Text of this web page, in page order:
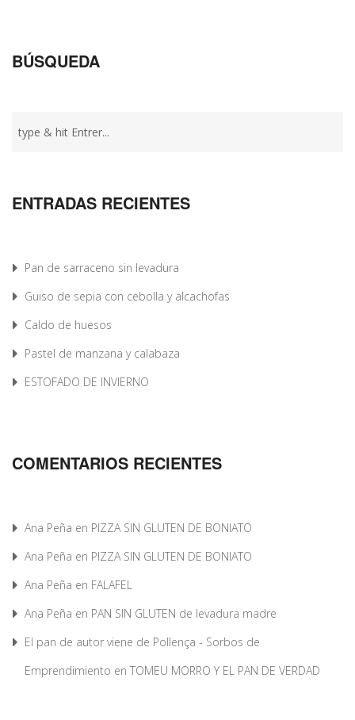
BÚSQUEDA
ENTRADAS RECIENTES
Pan de sarraceno sin levadura
Guiso de sepia con cebolla y alcachofas
Caldo de huesos
Pastel de manzana y calabaza
ESTOFADO DE INVIERNO
COMENTARIOS RECIENTES
Ana Peña en PIZZA SIN GLUTEN DE BONIATO
Ana Peña en PIZZA SIN GLUTEN DE BONIATO
Ana Peña en FALAFEL
Ana Peña en PAN SIN GLUTEN de levadura madre
El pan de autor viene de Pollença - Sorbos de
Emprendimiento en TOMEU MORRO Y EL PAN DE VERDAD